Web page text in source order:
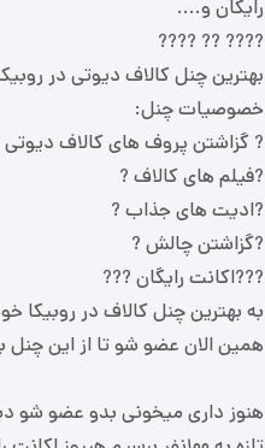
رایگان و....
???? ?? ????
بهترین چنل کالاف دیوتی در
خصوصیات چنل:
? گزاشتن پروف های کالاف دیوتی
?فیلم های کالاف ?
?ادیت های جذاب ?
?گزاشتن چالش ?
???اکانت رایگان ???
به بهترین چنل کالاف در روبیکا
همین الان عضو شو تا از این چنل
هنوز داری میخونی بدو عضو شو